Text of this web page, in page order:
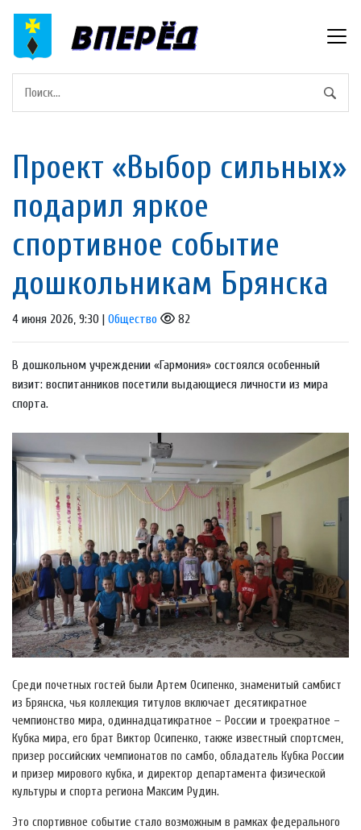
Проект «Выбор сильных»
подарил яркое
спортивное событие
дошкольникам Брянска
4 июня 2026, 9:30 | Общество 82
В дошкольном учреждении «Гармония» состоялся особенный
визит: воспитанников посетили выдающиеся личности из мира
спорта.
Среди почетных гостей были Артем Осипенко, знаменитый самбист
из Брянска, чья коллекция титулов включает десятикратное
чемпионство мира, одиннадцатикратное – России и троекратное –
Кубка мира, его брат Виктор Осипенко, также известный спортсмен,
призер российских чемпионатов по самбо, обладатель Кубка России
и призер мирового кубка, и директор департамента физической
культуры и спорта региона Максим Рудин.
Это спортивное событие стало возможным в рамках федерального